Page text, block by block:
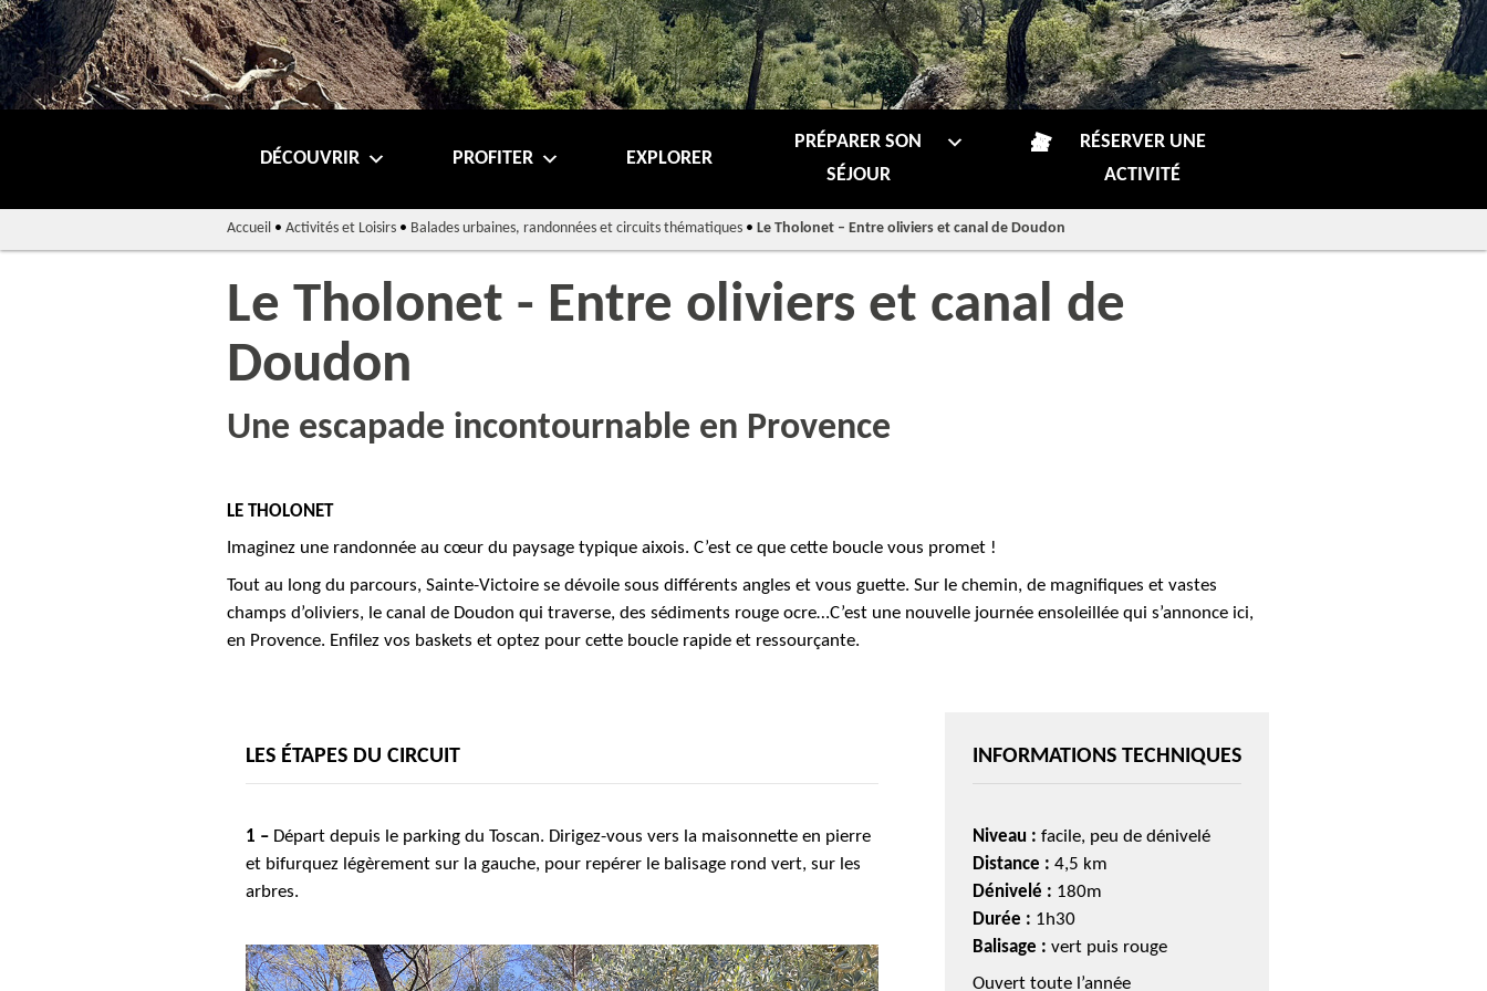
DÉCOUVRIR PROFITER EXPLORER
PRÉPARER SON
SÉJOUR
RÉSERVER UNE
ACTIVITÉ
Accueil • Activités et Loisirs• Balades urbaines, randonnées et circuits thématiques• Le Tholonet – Entre oliviers et canal de Doudon
Le Tholonet - Entre oliviers et canal de
Doudon
Une escapade incontournable en Provence
LE THOLONET
Imaginez une randonnée au cœur du paysage typique aixois. C’est ce que cette boucle vous promet !
Tout au long du parcours, Sainte-Victoire se dévoile sous différents angles et vous guette. Sur le chemin, de magnifiques et vastes
champs d’oliviers, le canal de Doudon qui traverse, des sédiments rouge ocre…C’est une nouvelle journée ensoleillée qui s’annonce ici,
en Provence. Enfilez vos baskets et optez pour cette boucle rapide et ressourçante.
LES ÉTAPES DU CIRCUIT
1 – Départ depuis le parking du Toscan. Dirigez-vous vers la maisonnette en pierre
et bifurquez légèrement sur la gauche, pour repérer le balisage rond vert, sur les
arbres.
INFORMATIONS TECHNIQUES
Niveau : facile, peu de dénivelé
Distance : 4,5 km
Dénivelé : 180m
Durée : 1h30
Balisage : vert puis rouge
Ouvert toute l’année